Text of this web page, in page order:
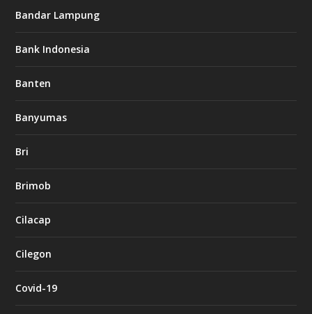
Bandar Lampung
Bank Indonesia
Banten
Banyumas
Bri
Brimob
Cilacap
Cilegon
Covid-19